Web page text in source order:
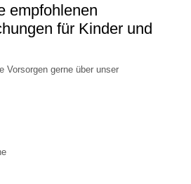
empfohlenen
für Kinder und
Vorsorgen gerne über unser